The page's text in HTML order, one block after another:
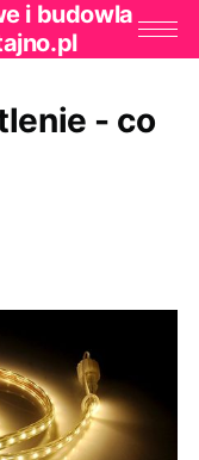
i budowla
- co